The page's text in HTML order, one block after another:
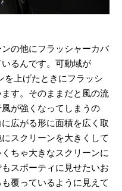
の他にフラッシャーカバ
るんです。可動域が
を上げたときにフラッシ
す。そのままだと風の流
が強くなってしまうの
広がる形に面積を広く取
スクリーンを大きくして
ちゃ大きなスクリーンに
スポーティに見せたいお
覆っているように見えて